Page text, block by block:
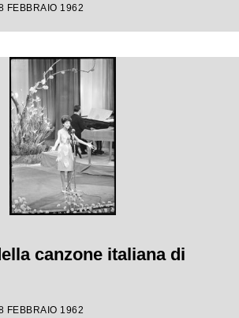
FEBBRAIO 1962
canzone italiana di
FEBBRAIO 1962